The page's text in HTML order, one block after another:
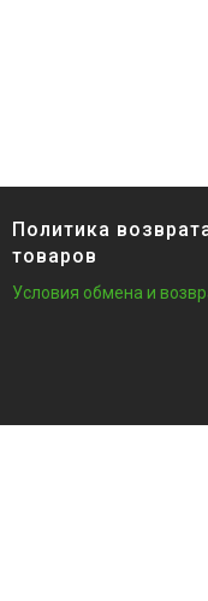
Политика
товаров
Условия обмена и